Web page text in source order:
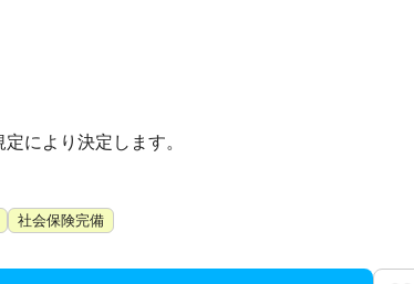
により決定します。
社会保険完備